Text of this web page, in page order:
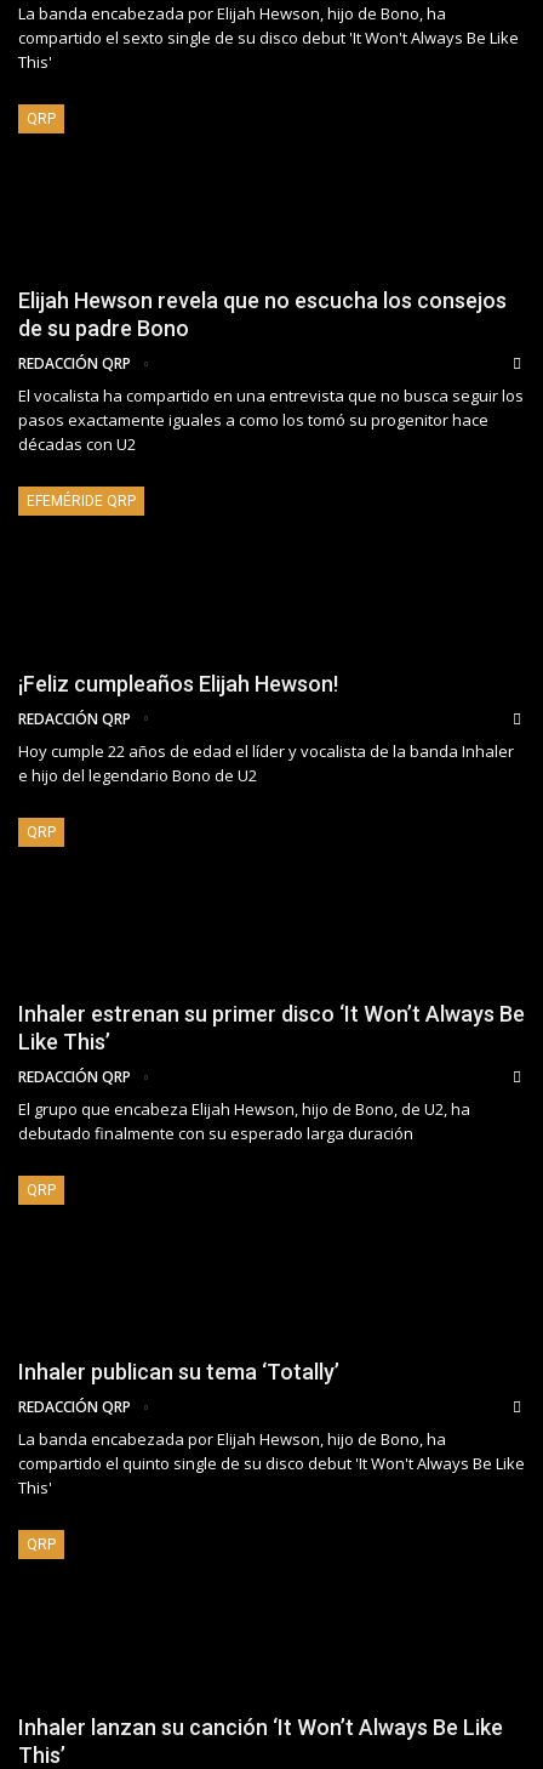
La banda encabezada por Elijah Hewson, hijo de Bono, ha
compartido el sexto single de su disco debut 'It Won't Always Be Like
This'
QRP
Elijah Hewson revela que no escucha los consejos
de su padre Bono
REDACCIÓN QRP
El vocalista ha compartido en una entrevista que no busca seguir los
pasos exactamente iguales a como los tomó su progenitor hace
décadas con U2
EFEMÉRIDE QRP
¡Feliz cumpleaños Elijah Hewson!
REDACCIÓN QRP
Hoy cumple 22 años de edad el líder y vocalista de la banda Inhaler
e hijo del legendario Bono de U2
QRP
Inhaler estrenan su primer disco ‘It Won’t Always Be
Like This’
REDACCIÓN QRP
El grupo que encabeza Elijah Hewson, hijo de Bono, de U2, ha
debutado finalmente con su esperado larga duración
QRP
Inhaler publican su tema ‘Totally’
REDACCIÓN QRP
La banda encabezada por Elijah Hewson, hijo de Bono, ha
compartido el quinto single de su disco debut 'It Won't Always Be Like
This'
QRP
Inhaler lanzan su canción ‘It Won’t Always Be Like
This’